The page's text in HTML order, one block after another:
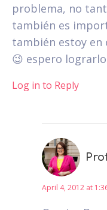
problema, no
también es
también estoy en
😉 espero
Log in to Reply
April 4, 2012 at